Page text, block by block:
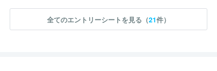
全てのエントリーシートを見る（21件）